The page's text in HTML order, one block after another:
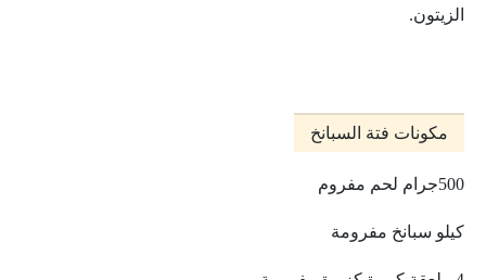
الزيتون.
مكونات فتة السبانخ
500جرام لحم مفروم
كيلو سبانخ مفرومة